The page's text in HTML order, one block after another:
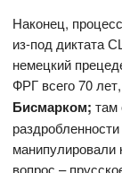
Наконец,
из-под диктата
немецкий
ФРГ всего 70
Бисмарком; там
вопрос –